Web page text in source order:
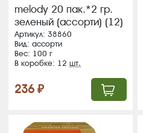
melody 20 пак.*2 гр.
зеленый (ассорти) (12)
(53) ВЛОЖЕНИЕ!!!
Артикул: 38860
Вид: ассорти
Вес: 100 г
В коробке: 12шт.
236 ₽